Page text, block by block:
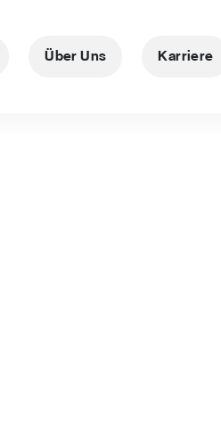
Über Uns Karriere